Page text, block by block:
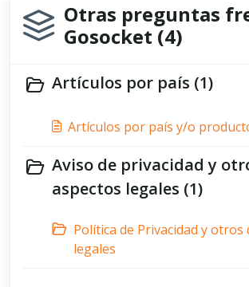
Otras preguntas
Gosocket (4)
Artículos por país (1)
Artículos por país y/o
Aviso de privacidad y
aspectos legales (1)
Política de Privacidad y otros
legales